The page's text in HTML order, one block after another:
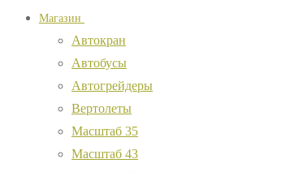
Магазин
Автокран
Автобусы
Автогрейдеры
Вертолеты
Масштаб 35
Масштаб 43